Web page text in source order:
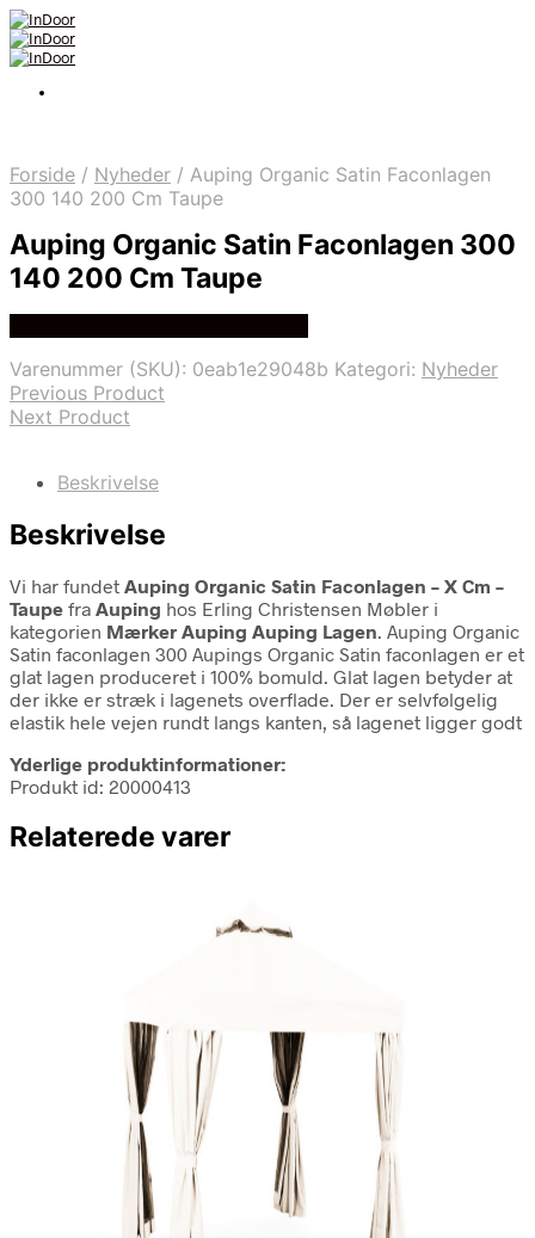
Forside / Nyheder / Auping Organic Satin Faconlagen
300 140 200 Cm Taupe
Auping Organic Satin Faconlagen 300
140 200 Cm Taupe
Varenummer (SKU): 0eab1e29048b Kategori: Nyheder
Previous Product
Next Product
Beskrivelse
Beskrivelse
Vi har fundet Auping Organic Satin Faconlagen – X Cm –
Taupe fra Auping hos Erling Christensen Møbler i
kategorien Mærker Auping Auping Lagen. Auping Organic
Satin faconlagen 300 Aupings Organic Satin faconlagen er et
glat lagen produceret i 100% bomuld. Glat lagen betyder at
der ikke er stræk i lagenets overflade. Der er selvfølgelig
elastik hele vejen rundt langs kanten, så lagenet ligger godt
Yderlige produktinformationer:
Produkt id: 20000413
Relaterede varer